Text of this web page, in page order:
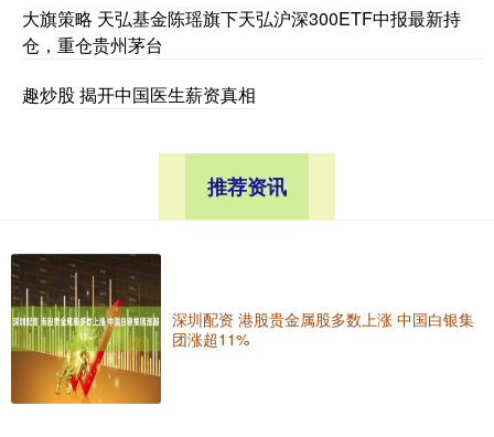
大旗策略 天弘基金陈瑶旗下天弘沪深300ETF中报最新持
仓，重仓贵州茅台
趣炒股 揭开中国医生薪资真相
推荐资讯
深圳配资 港股贵金属股多数上涨 中国白银集
团涨超11%